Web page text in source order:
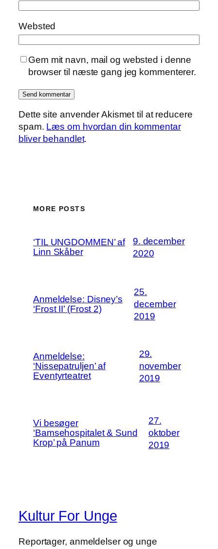
Websted
Gem mit navn, mail og websted i denne
browser til næste gang jeg kommenterer.
Dette site anvender Akismet til at reducere
spam. Læs om hvordan din kommentar
bliver behandlet.
MORE POSTS
‘TIL UNGDOMMEN’ af
Linn Skåber
9. december
2020
Anmeldelse: Disney’s
‘Frost II’ (Frost 2)
25.
december
2019
Anmeldelse:
‘Nissepatruljen’ af
Eventyrteatret
29.
november
2019
Vi besøger
‘Bamsehospitalet & Sund
Krop’ på Panum
27.
oktober
2019
Kultur For Unge
Reportager, anmeldelser og unge